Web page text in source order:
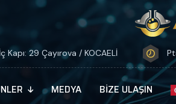
29 Çayırova / KOCAELİ
MEDYA BIZE ULAŞIN